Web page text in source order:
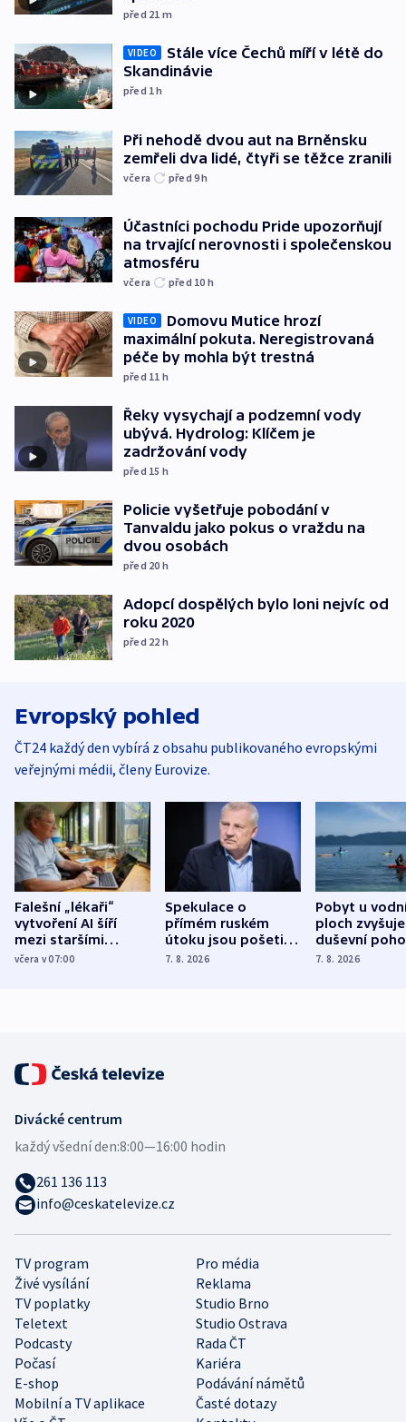
před 21 m
VIDEO
Stále více Čechů míří v létě do
Skandinávie
před 1h
Při nehodě dvou aut na Brněnsku
zemřeli dva lidé, čtyři se těžce zranili
včera před 9h
Účastníci pochodu Pride upozorňují
na trvající nerovnosti i společenskou
atmosféru
včera před 10 h
VIDEO
Domovu Mutice hrozí
maximální pokuta. Neregistrovaná
péče by mohla být trestná
před 11 h
Řeky vysychají a podzemní vody
ubývá. Hydrolog: Klíčem je
zadržování vody
před 15 h
Policie vyšetřuje pobodání v
Tanvaldu jako pokus o vraždu na
dvou osobách
před 20 h
Adopcí dospělých bylo loni nejvíc od
roku 2020
před 22 h
Evropský pohled
ČT24 každý den vybírá z obsahu publikovaného evropskými
veřejnými médii, členy Eurovize.
Falešní „lékaři“
vytvoření AI šíří
mezi staršími
Poláky nebezpečné
včera v 07:00
Spekulace o
přímém ruském
útoku jsou pošetilé,
míní estonský
7. 8. 2026
Pobyt u
ploch zvyšuje
duševní
ukázala
7. 8. 2026
TV program
Pro média
Živé vysílání
Reklama
TV poplatky
Studio Brno
Teletext
Studio Ostrava
Podcasty
Rada ČT
Počasí
Kariéra
E-shop
Podávání námětů
Mobilní a TV aplikace
Časté dotazy
Divácké centrum
každý všední den:8:00—16:00 hodin
261 136 113
info@ceskatelevize.cz